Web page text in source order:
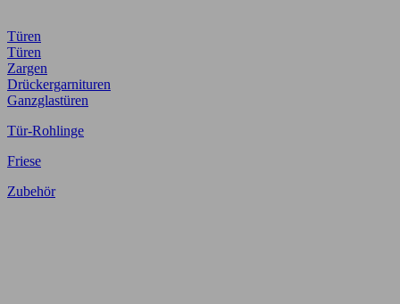
Türen
Türen
Zargen
Drückergarnituren
Ganzglastüren
Tür-Rohlinge
Friese
Zubehör